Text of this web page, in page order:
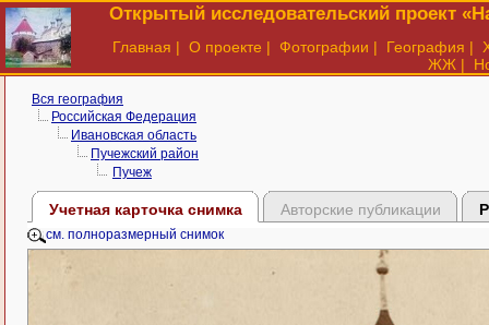
Открытый исследовательский проект
Главная | О проекте | Фотографии | География |
ЖЖ |
Вся география
Российская Федерация
Ивановская область
Пучежский район
Пучеж
Учетная карточка снимка Авторские публикации
см. полноразмерный снимок